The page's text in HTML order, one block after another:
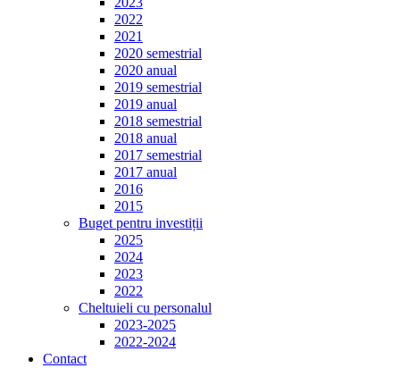
2022
2021
2020 semestrial
2020 anual
2019 semestrial
2019 anual
2018 semestrial
2018 anual
2017 semestrial
2017 anual
2016
2015
Buget pentru investiții
2025
2024
2023
2022
Cheltuieli cu personalul
2023-2025
2022-2024
Contact